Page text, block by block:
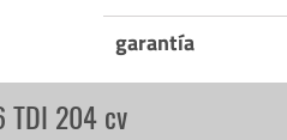
garantía
TDI 204 cv